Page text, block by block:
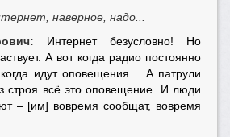
наверное, надо...
Интернет безусловно! Но
А вот когда радио постоянно
идут оповещения… А патрули
строя всё это оповещение. И люди
– [им] вовремя сообщат, вовремя